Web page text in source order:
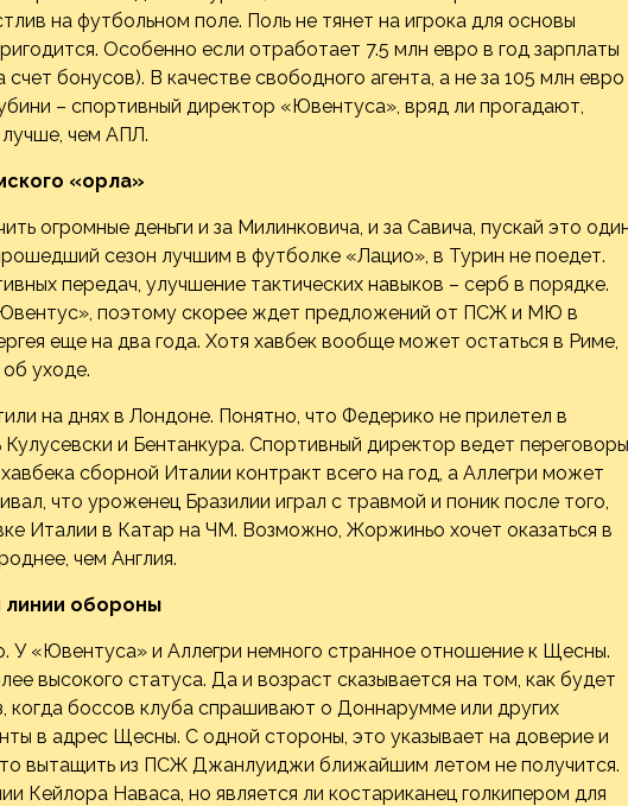
на футбольном поле. Поль не тянет на игрока для основы
Особенно если отработает 7.5 млн евро в год зарплаты
бонусов). В качестве свободного агента, а не за 105 млн евро
– спортивный директор «Ювентуса», вряд ли прогадают,
чем АПЛ.
«орла»
огромные деньги и за Милинковича, и за Савича, пускай это
сезон лучшим в футболке «Лацио», в Турин не поедет.
передач, улучшение тактических навыков – серб в порядке.
поэтому скорее ждет предложений от ПСЖ и МЮ в
еще на два года. Хотя хавбек вообще может остаться в Риме,
уходе.
на днях в Лондоне. Понятно, что Федерико не прилетел в
и Бентанкура. Спортивный директор ведет переговоры
сборной Италии контракт всего на год, а Аллегри может
что уроженец Бразилии играл с травмой и поник после того,
Италии в Катар на ЧМ. Возможно, Жоржиньо хочет оказаться в
чем Англия.
линии обороны
У «Ювентуса» и Аллегри немного странное отношение к Щесны.
высокого статуса. Да и возраст сказывается на том, как будет
когда боссов клуба спрашивают о Доннарумме или других
в адрес Щесны. С одной стороны, это указывает на доверие и
вытащить из ПСЖ Джанлуиджи ближайшим летом не получится.
Кейлора Наваса, но является ли костариканец голкипером для